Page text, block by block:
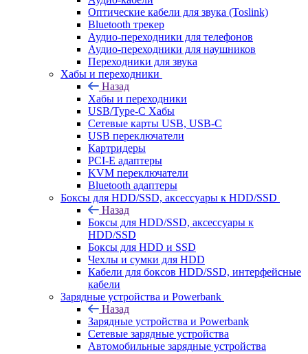
Оптические кабели для звука (Toslink)
Bluetooth трекер
Аудио-переходники для телефонов
Аудио-переходники для наушников
Переходники для звука
Хабы и переходники
Назад
Хабы и переходники
USB/Type-C Хабы
Сетевые карты USB, USB-C
USB переключатели
Картридеры
PCI-E адаптеры
KVM переключатели
Bluetooth адаптеры
Боксы для HDD/SSD, аксессуары к HDD/SSD
Назад
Боксы для HDD/SSD, аксессуары к
HDD/SSD
Боксы для HDD и SSD
Чехлы и сумки для HDD
Кабели для боксов HDD/SSD, интерфейсные
кабели
Зарядные устройства и Powerbank
Назад
Зарядные устройства и Powerbank
Сетевые зарядные устройства
Автомобильные зарядные устройства